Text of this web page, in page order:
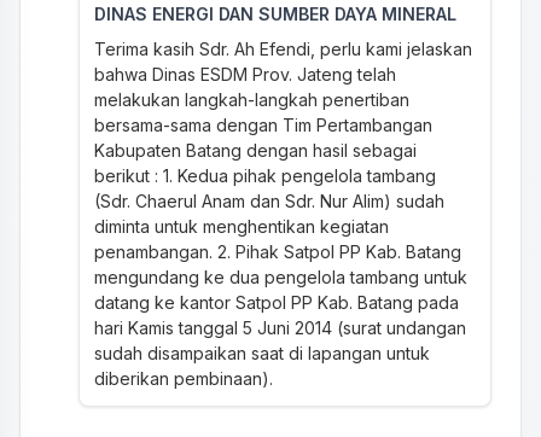
DINAS ENERGI DAN SUMBER DAYA MINERAL
Terima kasih Sdr. Ah Efendi, perlu kami jelaskan
bahwa Dinas ESDM Prov. Jateng telah
melakukan langkah-langkah penertiban
bersama-sama dengan Tim Pertambangan
Kabupaten Batang dengan hasil sebagai
berikut : 1. Kedua pihak pengelola tambang
(Sdr. Chaerul Anam dan Sdr. Nur Alim) sudah
diminta untuk menghentikan kegiatan
penambangan. 2. Pihak Satpol PP Kab. Batang
mengundang ke dua pengelola tambang untuk
datang ke kantor Satpol PP Kab. Batang pada
hari Kamis tanggal 5 Juni 2014 (surat undangan
sudah disampaikan saat di lapangan untuk
diberikan pembinaan).